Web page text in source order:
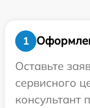
1
Оставьте
сервисного
консультант